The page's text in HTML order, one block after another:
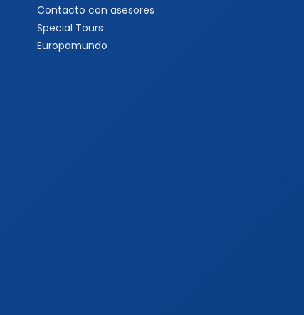
Contacto con asesores
Special Tours
Europamundo